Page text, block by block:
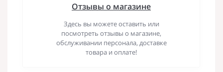
Отзывы о магазине
Здесь вы можете оставить или
посмотреть отзывы о магазине,
обслуживании персонала, доставке
товара и оплате!